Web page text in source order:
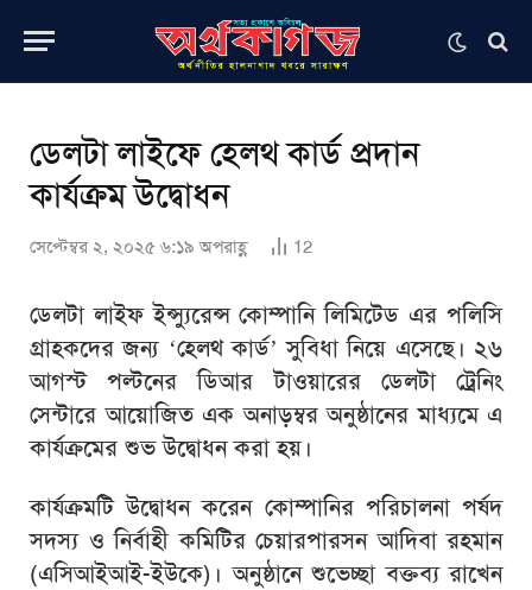
ডেলটা লাইফে হেলথ কার্ড প্রদান
কার্যক্রম উদ্বোধন
সেপ্টেম্বর ২, ২০২৫ ৬:১৯ অপরাহ্ণ 12
ডেলটা লাইফ ইন্স্যুরেন্স কোম্পানি লিমিটেড এর পলিসি
গ্রাহকদের জন্য ‘হেলথ কার্ড’ সুবিধা নিয়ে এসেছে। ২৬
আগস্ট পল্টনের ডিআর টাওয়ারের ডেলটা ট্রেনিং
সেন্টারে আয়োজিত এক অনাড়ম্বর অনুষ্ঠানের মাধ্যমে এ
কার্যক্রমের শুভ উদ্বোধন করা হয়।
কার্যক্রমটি উদ্বোধন করেন কোম্পানির পরিচালনা পর্ষদ
সদস্য ও নির্বাহী কমিটির চেয়ারপারসন আদিবা রহমান
(এসিআইআই-ইউকে)। অনুষ্ঠানে শুভেচ্ছা বক্তব্য রাখেন